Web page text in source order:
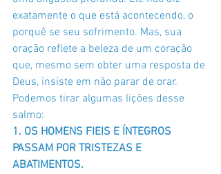
exatamente o que está acontecendo, o
porquê se seu sofrimento. Mas, sua
oração reflete a beleza de um coração
que, mesmo sem obter uma resposta de
Deus, insiste em não parar de orar.
Podemos tirar algumas lições desse
salmo:
1. OS HOMENS FIEIS E ÍNTEGROS
PASSAM POR TRISTEZAS E
ABATIMENTOS.